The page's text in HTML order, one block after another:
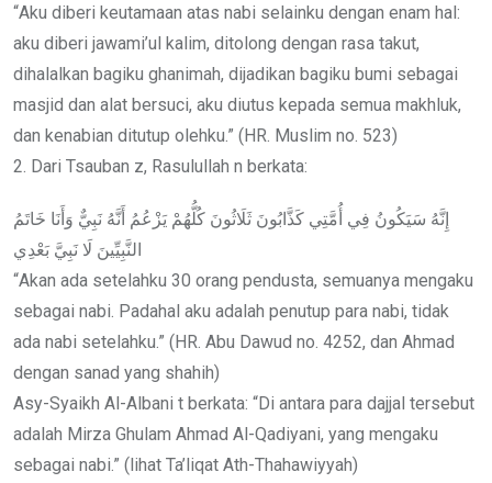
“Aku diberi keutamaan atas nabi selainku dengan enam hal:
aku diberi jawami’ul kalim, ditolong dengan rasa takut,
dihalalkan bagiku ghanimah, dijadikan bagiku bumi sebagai
masjid dan alat bersuci, aku diutus kepada semua makhluk,
dan kenabian ditutup olehku.” (HR. Muslim no. 523)
2. Dari Tsauban z, Rasulullah n berkata:
إِنَّهُ سَيَكُونُ فِي أُمَّتِي كَذَّابُونَ ثَلَاثُونَ كُلُّهُمْ يَزْعُمُ أَنَّهُ نَبِيٌّ وَأَنَا خَاتَمُ
النَّبِيِّينَ لَا نَبِيَّ بَعْدِي
“Akan ada setelahku 30 orang pendusta, semuanya mengaku
sebagai nabi. Padahal aku adalah penutup para nabi, tidak
ada nabi setelahku.” (HR. Abu Dawud no. 4252, dan Ahmad
dengan sanad yang shahih)
Asy-Syaikh Al-Albani t berkata: “Di antara para dajjal tersebut
adalah Mirza Ghulam Ahmad Al-Qadiyani, yang mengaku
sebagai nabi.” (lihat Ta’liqat Ath-Thahawiyyah)